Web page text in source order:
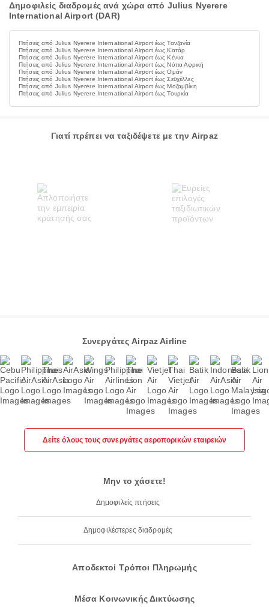
Δημοφιλείς διαδρομές ανά χώρα από Julius Nyerere
International Airport (DAR)
Πτήσεις από Julius Nyerere International Airport έως Τανζανία
Πτήσεις από Julius Nyerere International Airport έως Κατάρ
Πτήσεις από Julius Nyerere International Airport έως Κένυα
Πτήσεις από Julius Nyerere International Airport έως Νότια Αφρική
Πτήσεις από Julius Nyerere International Airport έως Ομάν
Πτήσεις από Julius Nyerere International Airport έως Σεϋχέλλες
Πτήσεις από Julius Nyerere International Airport έως Μοζαμβίκη
Πτήσεις από Julius Nyerere International Airport έως Τουρκία
Γιατί πρέπει να ταξιδέψετε με την Airpaz
Συνεργάτες Airpaz Airline
Δείτε όλους τους συνεργάτες αεροπορικών εταιρειών
Μην το χάσετε!
Δημοφιλείς πτήσεις
Δημοφιλέστερες διαδρομές
Αποδεκτοί Τρόποι Πληρωμής
Μέσα Κοινωνικής Δικτύωσης